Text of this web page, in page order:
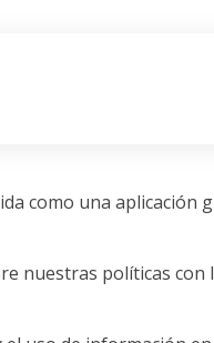
como una
nuestras políticas